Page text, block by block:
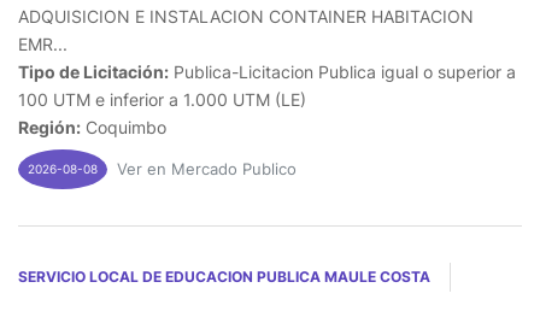
ADQUISICION E INSTALACION CONTAINER HABITACION
EMR...
Tipo de Licitación: Publica-Licitacion Publica igual o superior a
100 UTM e inferior a 1.000 UTM (LE)
Región: Coquimbo
2026-08-08 Ver en Mercado Publico
SERVICIO LOCAL DE EDUCACION PUBLICA MAULE COSTA